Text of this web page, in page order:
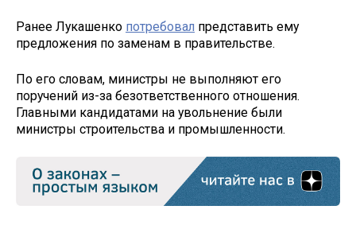
Ранее Лукашенко потребовал представить ему
предложения по заменам в правительстве.
По его словам, министры не выполняют его
поручений из-за безответственного отношения.
Главными кандидатами на увольнение были
министры строительства и промышленности.